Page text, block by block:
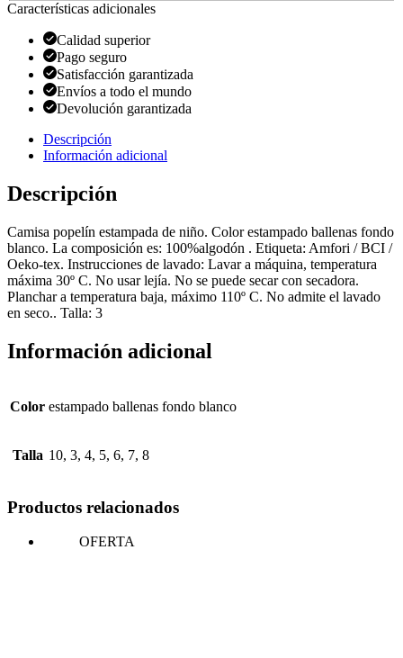
Características adicionales
Calidad superior
Pago seguro
Satisfacción garantizada
Envíos a todo el mundo
Devolución garantizada
Descripción
Información adicional
Descripción
Camisa popelín estampada de niño. Color estampado ballenas fondo
blanco. La composición es: 100%algodón . Etiqueta: Amfori / BCI /
Oeko-tex. Instrucciones de lavado: Lavar a máquina, temperatura
máxima 30º C. No usar lejía. No se puede secar con secadora.
Planchar a temperatura baja, máximo 110º C. No admite el lavado
en seco.. Talla: 3
Información adicional
Color estampado ballenas fondo blanco
Talla 10, 3, 4, 5, 6, 7, 8
Productos relacionados
OFERTA